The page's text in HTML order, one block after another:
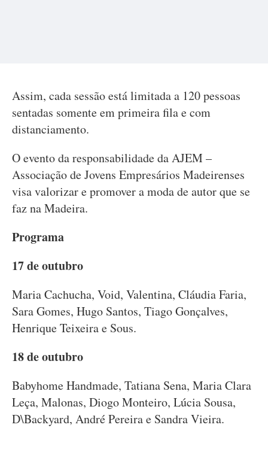
Assim, cada sessão está limitada a 120 pessoas
sentadas somente em primeira fila e com
distanciamento.
O evento da responsabilidade da AJEM –
Associação de Jovens Empresários Madeirenses
visa valorizar e promover a moda de autor que se
faz na Madeira.
Programa
17 de outubro
Maria Cachucha, Void, Valentina, Cláudia Faria,
Sara Gomes, Hugo Santos, Tiago Gonçalves,
Henrique Teixeira e Sous.
18 de outubro
Babyhome Handmade, Tatiana Sena, Maria Clara
Leça, Malonas, Diogo Monteiro, Lúcia Sousa,
D\Backyard, André Pereira e Sandra Vieira.